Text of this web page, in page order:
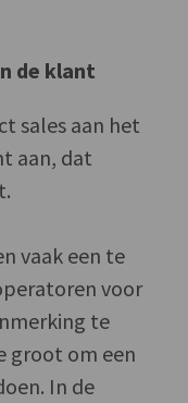
de klant
sales aan het
aan, dat
vaak een te
voor
te
groot om een
In de